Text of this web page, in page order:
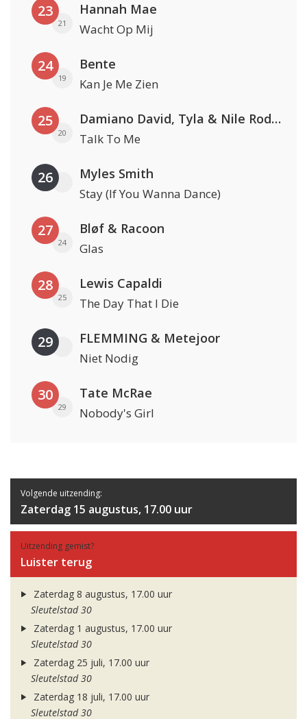
23
21
Hannah Mae
Wacht Op Mij
24
19
Bente
Kan Je Me Zien
25
20
Damiano David, Tyla & Nile Rodgers
Talk To Me
26 Myles Smith
Stay (If You Wanna Dance)
27
24
Bløf & Racoon
Glas
28
25
Lewis Capaldi
The Day That I Die
29 FLEMMING & Metejoor
Niet Nodig
30
29
Tate McRae
Nobody's Girl
Volgende uitzending:
Zaterdag 15 augustus, 17.00 uur
Uitzending gemist?
Luister terug
Zaterdag 8 augustus, 17.00 uur
Sleutelstad 30
Zaterdag 1 augustus, 17.00 uur
Sleutelstad 30
Zaterdag 25 juli, 17.00 uur
Sleutelstad 30
Zaterdag 18 juli, 17.00 uur
Sleutelstad 30